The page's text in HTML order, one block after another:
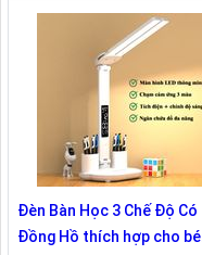
Đèn Bàn Học 3 Chế Độ Có
Đồng Hồ thích hợp cho bé